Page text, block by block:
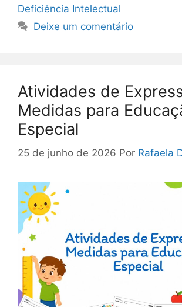
Deficiência Intelectual
Deixe um comentário
Atividades de
Medidas para
Especial
25 de junho de 2026 Por Rafaela